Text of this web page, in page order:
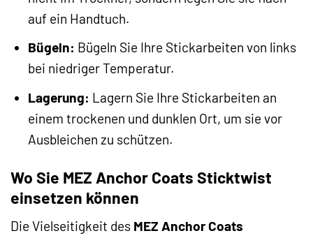
auf ein Handtuch.
Bügeln: Bügeln Sie Ihre Stickarbeiten von links
bei niedriger Temperatur.
Lagerung: Lagern Sie Ihre Stickarbeiten an
einem trockenen und dunklen Ort, um sie vor
Ausbleichen zu schützen.
Wo Sie MEZ Anchor Coats Sticktwist
einsetzen können
Die Vielseitigkeit des MEZ Anchor Coats